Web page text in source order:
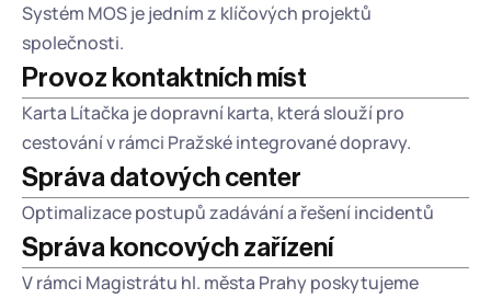
Systém MOS je jedním z klíčových projektů
společnosti.
Provoz kontaktních míst
Karta Lítačka je dopravní karta, která slouží pro
cestování v rámci Pražské integrované dopravy.
Správa datových center
Optimalizace postupů zadávání a řešení incidentů
Správa koncových zařízení
V rámci Magistrátu hl. města Prahy poskytujeme